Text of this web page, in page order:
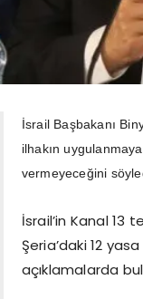
İsrail Başbakanı
ilhakın
vermeyeceğini
İsrail’in Kanal 13
Şeria’daki 12
açıklamalarda